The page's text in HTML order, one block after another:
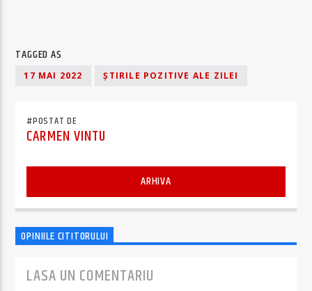
TAGGED AS
17 MAI 2022 ȘTIRILE POZITIVE ALE ZILEI
#POSTAT DE
CARMEN VINTU
ARHIVA
OPINIILE CITITORULUI
LASA UN COMENTARIU